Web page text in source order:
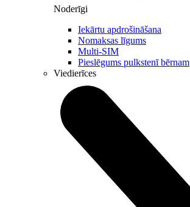
Noderīgi
Iekārtu apdrošināšana
Nomaksas līgums
Multi-SIM
Pieslēgums pulkstenī bērnam
Viedierīces